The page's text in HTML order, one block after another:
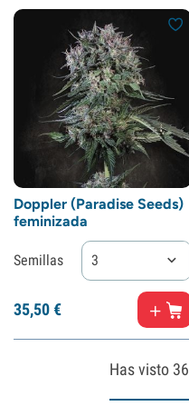
Doppler (Paradise Seeds)
feminizada
Semillas 3
35,50€
Has visto 36